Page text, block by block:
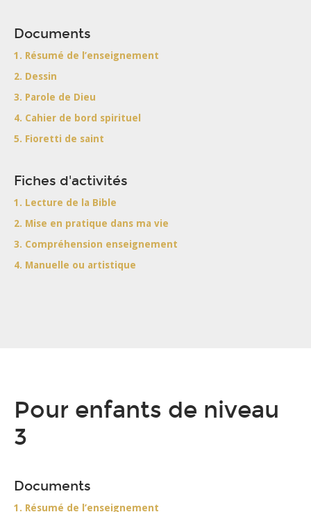
Documents
1. Résumé de l’enseignement
2. Dessin
3. Parole de Dieu
4. Cahier de bord spirituel
5. Fioretti de saint
Fiches d'activités
1. Lecture de la Bible
2. Mise en pratique dans ma vie
3. Compréhension enseignement
4. Manuelle ou artistique
Pour enfants de niveau
3
Documents
1. Résumé de l’enseignement